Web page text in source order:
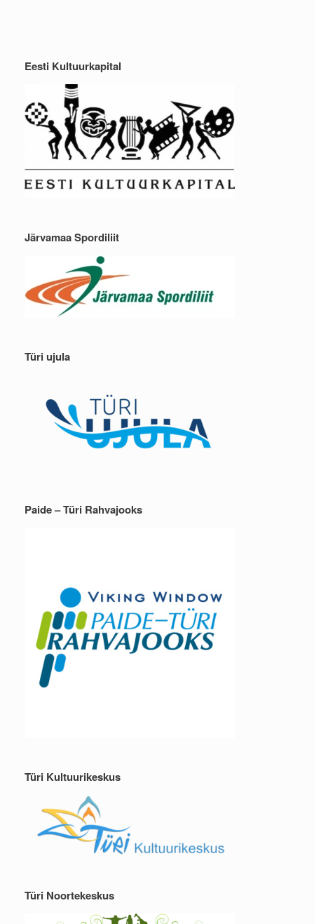
Eesti Kultuurkapital
Järvamaa Spordiliit
Türi ujula
Paide – Türi Rahvajooks
Türi Kultuurikeskus
Türi Noortekeskus